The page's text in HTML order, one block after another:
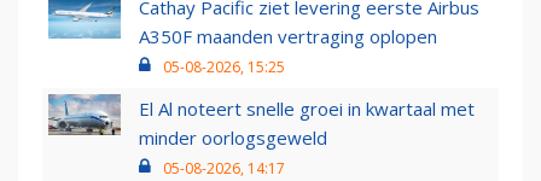
Cathay Pacific ziet levering eerste Airbus
A350F maanden vertraging oplopen
05-08-2026, 15:25
El Al noteert snelle groei in kwartaal met
minder oorlogsgeweld
05-08-2026, 14:17